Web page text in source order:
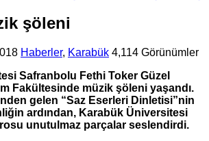
şöleni
Haberler, Karabük 4,114 Görünümler
Safranbolu Fethi Toker Güzel
Fakültesinde müzik şöleni yaşandı.
gelen “Saz Eserleri Dinletisi”nin
ardından, Karabük Üniversitesi
unutulmaz parçalar seslendirdi.